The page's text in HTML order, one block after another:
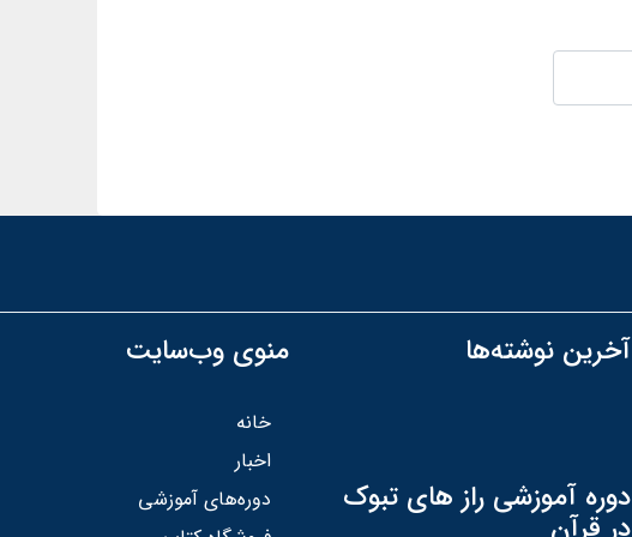
آخرین نوشته‌ها
دوره آموزشی راز های تبوک
منوی وب‌سایت
خانه
اخبار
دوره‌های آموزشی